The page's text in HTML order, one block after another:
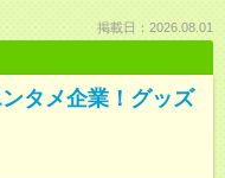
掲載日：2026.08.01
タメ企業！グッズ